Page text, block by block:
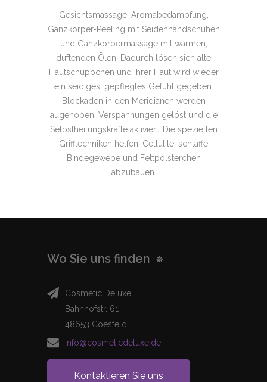
Gesichtsmassage, Aromabedampfung,
Ganzkörper-Peeling mit Seidenhandschuhen
und Ganzkörpermassage mit warmen,
duftenden Ölen. Dadurch lösen sich alte
Hautschüppchen und Ihrer Haut wird wieder
ein seidiges, gepflegtes Gefühl gegeben.
Blockaden in den Meridianen werden
augehoben, Verspannungen gelöst und die
Selbstheilungskräfte aktiviert. Die speziellen
Grifftechniken helfen, Cellulite, schlaffe
Bindegewebe und Fettpölsterchen
abzubauen.
Wo Sie uns finden
Cosmetic Deluxe
Bahnhofstr. 61
48653 Coesfeld
info@cosmeticdeluxe.de
Kontaktieren Sie uns